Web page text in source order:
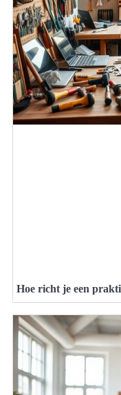
Hoe richt je een